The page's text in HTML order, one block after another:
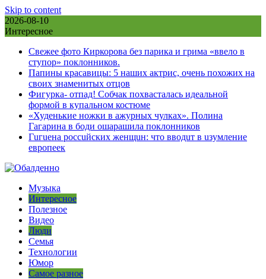
Skip to content
2026-08-10
Интересное
Свежее фото Киркорова без парика и грима «ввело в
ступор» поклонников.
Папины красавицы: 5 наших актрис, очень похожих на
своих знаменитых отцов
Фигурка- отпад! Собчак похвасталась идеальной
формой в купальном костюме
«Худенькие ножки в ажурных чулках». Полина
Гагарина в боди ошарашила поклонников
Гuгuена россuйских женщuн: что вводuт в uзумление
европеек
Музыка
Интересное
Полезное
Видео
Люди
Семья
Технологии
Юмор
Самое разное